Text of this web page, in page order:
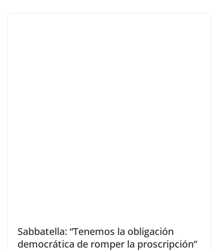
Sabbatella: “Tenemos la obligación
democrática de romper la proscripción”